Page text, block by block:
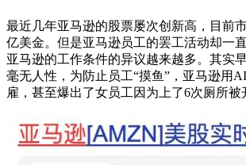
最近几年亚马逊的股票屡次创新高，目前
亿美金。但是亚马逊员工的罢工活动却一
亚马逊的工作条件的异议越来越多。其实
毫无人性，为防止员工“摸鱼”，亚马逊用
雇，甚至爆出了女员工因为上了6次厕所被